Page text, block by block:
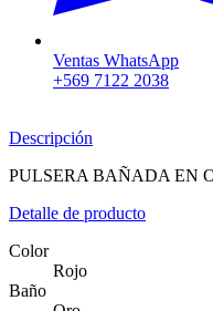
Ventas WhatsApp
+569 7122 2038
Descripción
PULSERA BAÑADA EN
Detalle de producto
Color
Rojo
Baño